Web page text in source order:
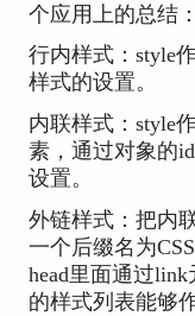
个应用上的总结：
行内样式：style
样式的设置。
内联样式：style
素，通过对象的
设置。
外链样式：把内
一个后缀名为
head里面通过
的样式列表能够